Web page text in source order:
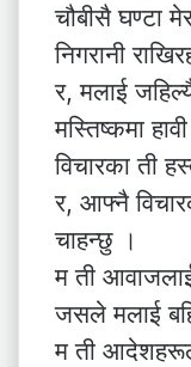
चौबीसै घण्टा
निगरानी
र, मलाई
मस्तिष्कमा
विचारका ती
र, आफ्नै
चाहन्छु ।
म ती
जसले मलाई
म ती